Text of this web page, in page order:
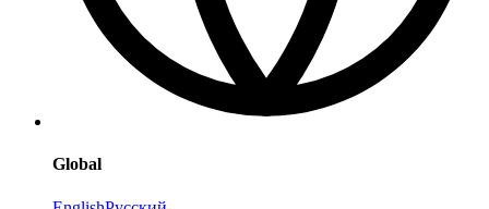
Global